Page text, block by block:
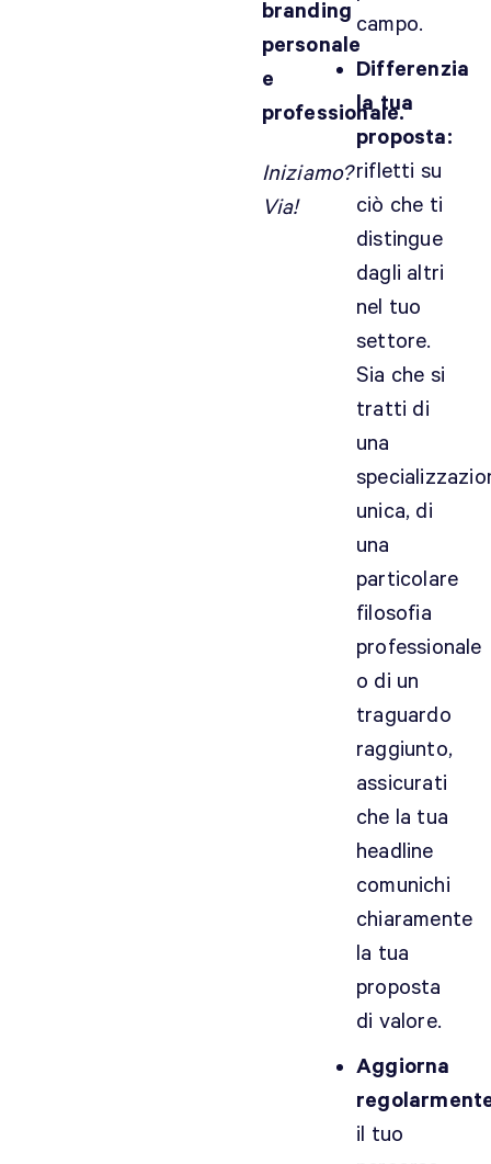
branding
personale
e
professionale.
Iniziamo?
Via!
campo.
Differenzia
la tua
proposta:
rifletti su
ciò che ti
distingue
dagli altri
nel tuo
settore.
Sia che si
tratti di
una
unica, di
una
particolare
filosofia
professionale
o di un
traguardo
raggiunto,
assicurati
che la tua
headline
comunichi
chiaramente
la tua
proposta
di valore.
Aggiorna
il tuo